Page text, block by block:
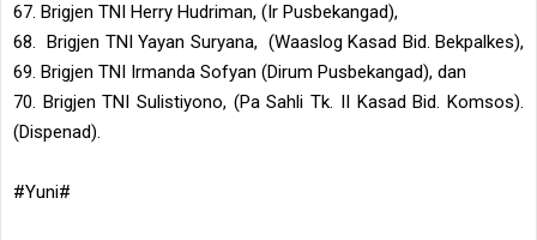
67. Brigjen TNI Herry Hudriman, (Ir Pusbekangad),
68. Brigjen TNI Yayan Suryana, (Waaslog Kasad Bid. Bekpalkes),
69. Brigjen TNI Irmanda Sofyan (Dirum Pusbekangad), dan
70. Brigjen TNI Sulistiyono, (Pa Sahli Tk. II Kasad Bid. Komsos).
(Dispenad).
#Yuni#